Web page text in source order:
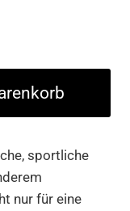
sportliche
nur für eine